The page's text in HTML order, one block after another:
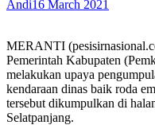
Andi16 March 2021
MERANTI
Pemerintah Kabupaten
melakukan upaya
kendaraan dinas baik roda
tersebut dikumpulkan di
Selatpanjang.